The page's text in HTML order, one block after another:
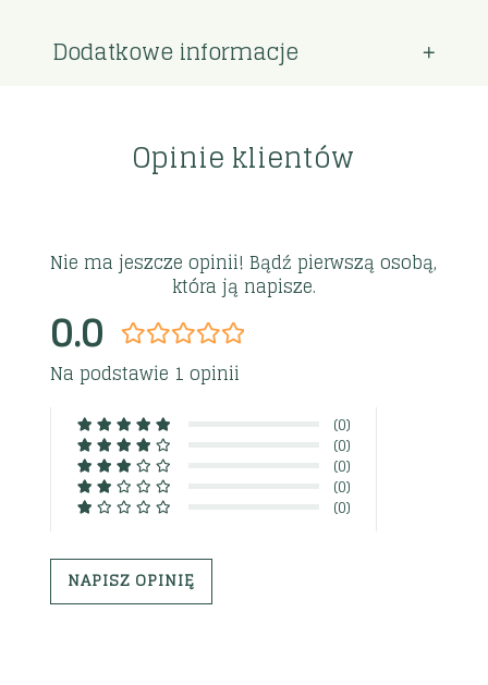
Dodatkowe informacje
Opinie klientów
Nie ma jeszcze opinii! Bądź pierwszą osobą,
która ją napisze.
0.0
Na podstawie 1 opinii
(0)
(0)
(0)
(0)
(0)
NAPISZ OPINIĘ